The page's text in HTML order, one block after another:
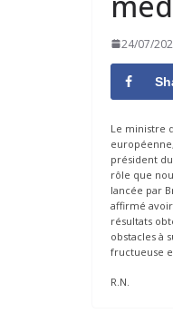
24/07/
Le ministre
président
rôle que
lancée par
affirmé
résultats
obstacles à
fructueuse
R.N.